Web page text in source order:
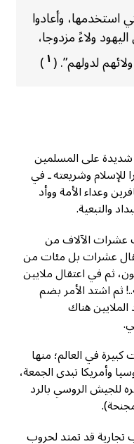
استخدمها، وأعادوا
ولاءً مزدوجا،
لدولهم”. (١)
شديدة على المسلمين
للإسلام وشريعته ـ في
وعداء الأمة ووأد
والتبعية.
عشرات الآلاف من
عشرات بل مئات من
ثم في اعتقال ملايين
ثم اشتد الأمر بضم
هناك
في العالم؛ منها
وأمريكا تبدى الجمعة،
للجيش الروسي بالرد
تجارية قد تمتد لحروب